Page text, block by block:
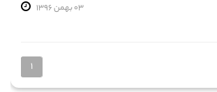
03 بهمن 1396
1